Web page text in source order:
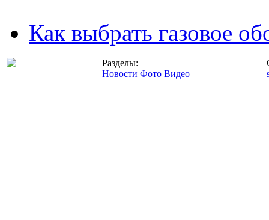
Как выбрать газовое
Разделы:
Новости Фото Видео